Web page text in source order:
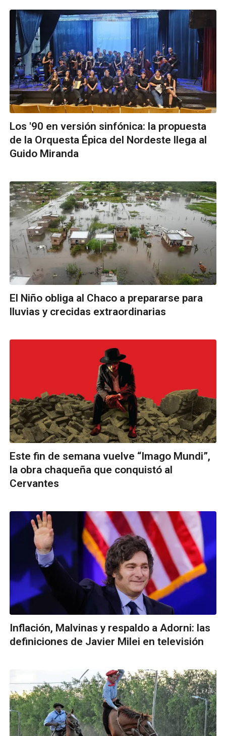
Los '90 en versión sinfónica: la propuesta
de la Orquesta Épica del Nordeste llega al
Guido Miranda
El Niño obliga al Chaco a prepararse para
lluvias y crecidas extraordinarias
Este fin de semana vuelve “Imago Mundi”,
la obra chaqueña que conquistó al
Cervantes
Inflación, Malvinas y respaldo a Adorni: las
definiciones de Javier Milei en televisión